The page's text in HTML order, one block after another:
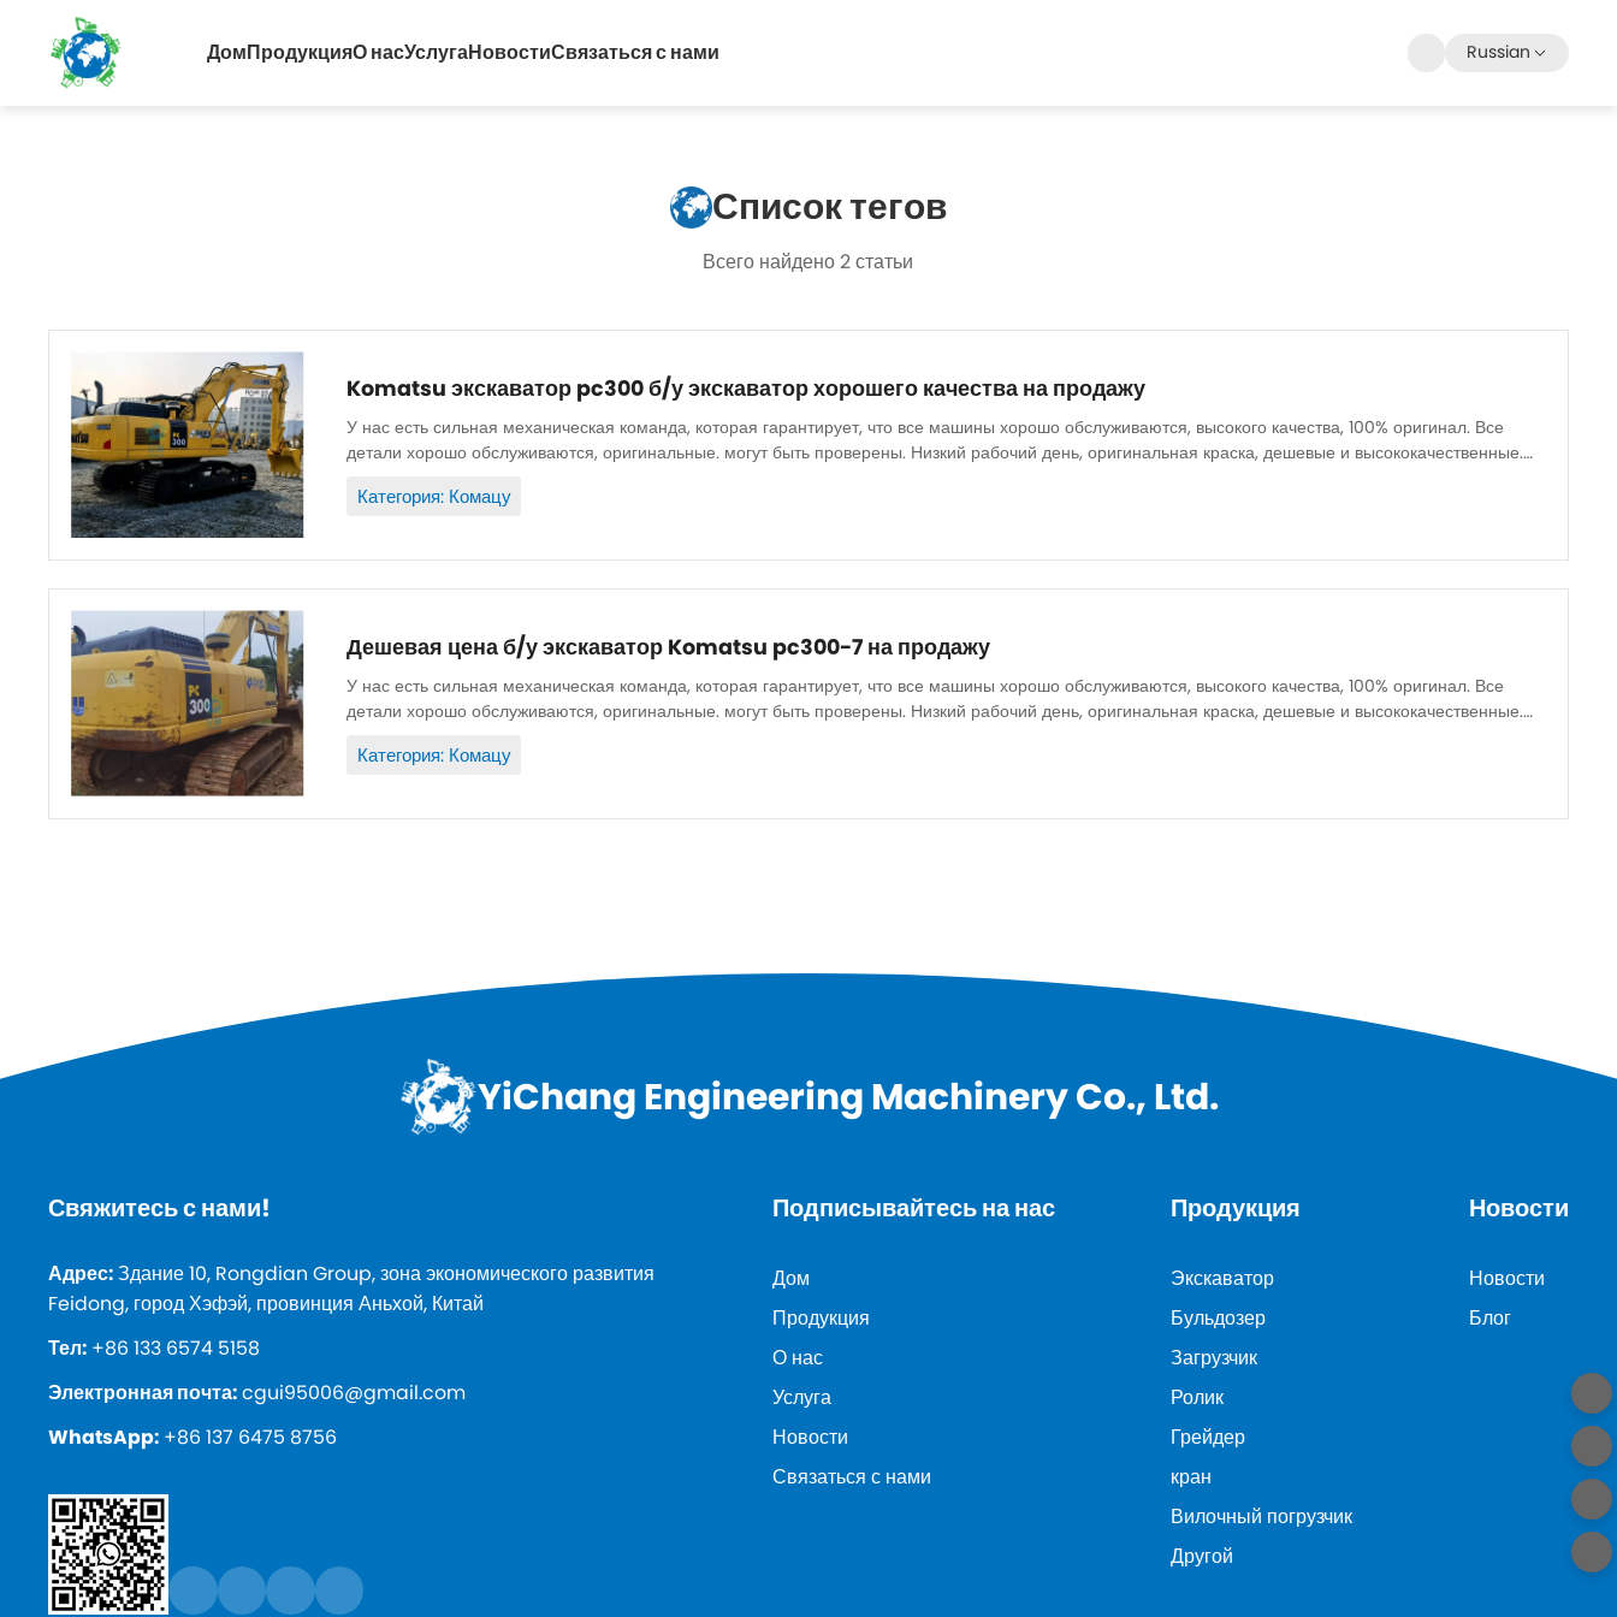
ДомПродукцияО насУслугаНовостиСвязаться с нами Russian
Список тегов
Всего найдено 2 статьи
Komatsu экскаватор pc300 б/у экскаватор хорошего качества на продажу
У нас есть сильная механическая команда, которая гарантирует, что все машины хорошо обслуживаются, высокого качества, 100% оригинал. Все
детали хорошо обслуживаются, оригинальные. могут быть проверены. Низкий рабочий день, оригинальная краска, дешевые и высококачественные.
Категория: Комацу
Дешевая цена б/у экскаватор Komatsu pc300-7 на продажу
У нас есть сильная механическая команда, которая гарантирует, что все машины хорошо обслуживаются, высокого качества, 100% оригинал. Все
детали хорошо обслуживаются, оригинальные. могут быть проверены. Низкий рабочий день, оригинальная краска, дешевые и высококачественные.
Категория: Комацу
YiChang Engineering Machinery Co., Ltd.
Свяжитесь с нами!
Адрес:Здание 10, Rongdian Group, зона экономического развития
Feidong, город Хэфэй, провинция Аньхой, Китай
Тел: +86 133 6574 5158
Электронная почта:cgui95006@gmail.com
WhatsApp: +86 137 6475 8756
Подписывайтесь на нас
Дом
Продукция
О нас
Услуга
Новости
Связаться с нами
Продукция
Экскаватор
Бульдозер
Загрузчик
Ролик
Грейдер
кран
Вилочный погрузчик
Другой
Новости
Новости
Блог